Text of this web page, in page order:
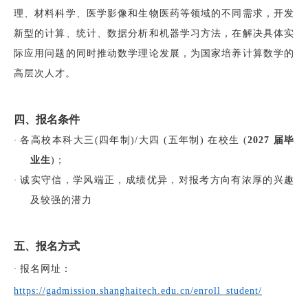
理、材料科学、医学影像和生物医药等领域的不同需求，开发
新型的计算、统计、数据分析和机器学习方法，在解决具体实
际应用问题的同时推动数学理论发展，为国家培养计算数学的
高层次人才。
四、报名条件
·各高校本科大三 (四年制)/大四 (五年制) 在校生 (2027 届毕
业生)；
·诚实守信，学风端正，成绩优异，对报考方向有浓厚的兴趣
及较强的潜力
五、报名方式
· 报名网址：
https://gadmission.shanghaitech.edu.cn/enroll_student/